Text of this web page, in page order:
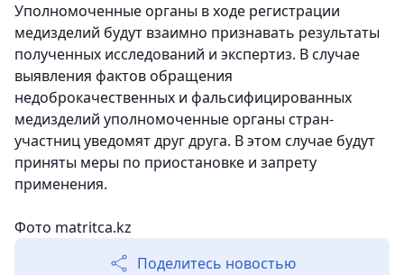
Уполномоченные органы в ходе регистрации
медизделий будут взаимно признавать результаты
полученных исследований и экспертиз. В случае
выявления фактов обращения
недоброкачественных и фальсифицированных
медизделий уполномоченные органы стран-
участниц уведомят друг друга. В этом случае будут
приняты меры по приостановке и запрету
применения.
Фото matritca.kz
Поделитесь новостью